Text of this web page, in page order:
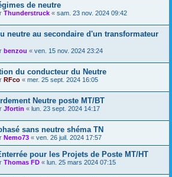
de neutre
Thunderstruck « sam. 23 nov. 2024 09:42
neutre au secondaire d'un transformateur
benzou « ven. 15 nov. 2024 23:24
du conducteur du Neutre
RFco « mer. 25 sept. 2024 16:05
Neutre poste MT/BT
Jfortin « lun. 23 sept. 2024 14:17
sans neutre shéma TN
Nemo73 « ven. 26 juil. 2024 17:57
pour les Projets de Poste MT/HT
Thomas FD « lun. 25 mars 2024 07:15